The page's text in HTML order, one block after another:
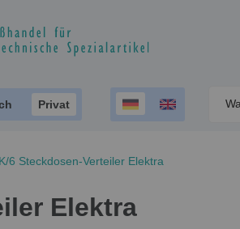
Privat
6 Steckdosen-Verteiler Elektra
Elektra